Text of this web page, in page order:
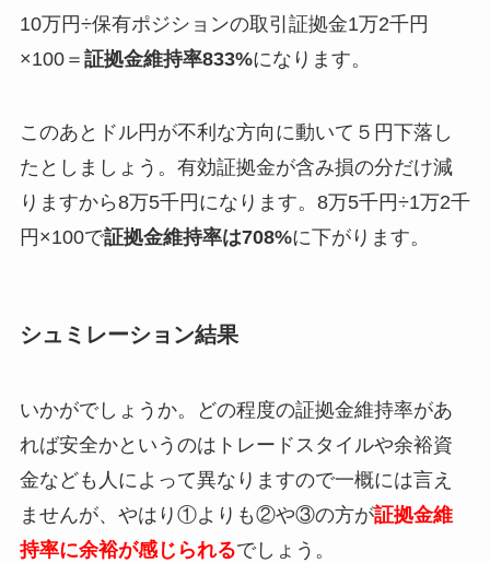
10万円÷保有ポジションの取引証拠金1万2千円
×100＝ 証拠金維持率833%になります。
このあとドル円が不利な方向に動いて５円下落し
たとしましょう。有効証拠金が含み損の分だけ減
りますから8万5千円になります。8万5千円÷1万2千
円×100で証拠金維持率は708%に下がります。
シュミレーション結果
いかがでしょうか。どの程度の証拠金維持率があ
れば安全かというのはトレードスタイルや余裕資
金なども人によって異なりますので一概には言え
ませんが、やはり①よりも②や③の方が証拠金維
持率に余裕が感じられるでしょう。